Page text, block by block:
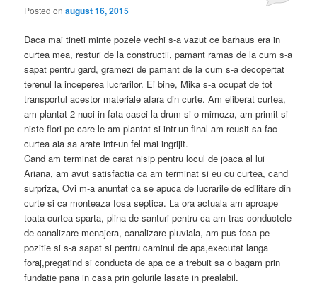
Posted onaugust 16, 2015
Daca mai tineti minte pozele vechi s-a vazut ce barhaus era in
curtea mea, resturi de la constructii, pamant ramas de la cum s-a
sapat pentru gard, gramezi de pamant de la cum s-a decopertat
terenul la inceperea lucrarilor. Ei bine, Mika s-a ocupat de tot
transportul acestor materiale afara din curte. Am eliberat curtea,
am plantat 2 nuci in fata casei la drum si o mimoza, am primit si
niste flori pe care le-am plantat si intr-un final am reusit sa fac
curtea aia sa arate intr-un fel mai ingrijit.
Cand am terminat de carat nisip pentru locul de joaca al lui
Ariana, am avut satisfactia ca am terminat si eu cu curtea, cand
surpriza, Ovi m-a anuntat ca se apuca de lucrarile de edilitare din
curte si ca monteaza fosa septica. La ora actuala am aproape
toata curtea sparta, plina de santuri pentru ca am tras conductele
de canalizare menajera, canalizare pluviala, am pus fosa pe
pozitie si s-a sapat si pentru caminul de apa,executat langa
foraj,pregatind si conducta de apa ce a trebuit sa o bagam prin
fundatie pana in casa prin golurile lasate in prealabil.